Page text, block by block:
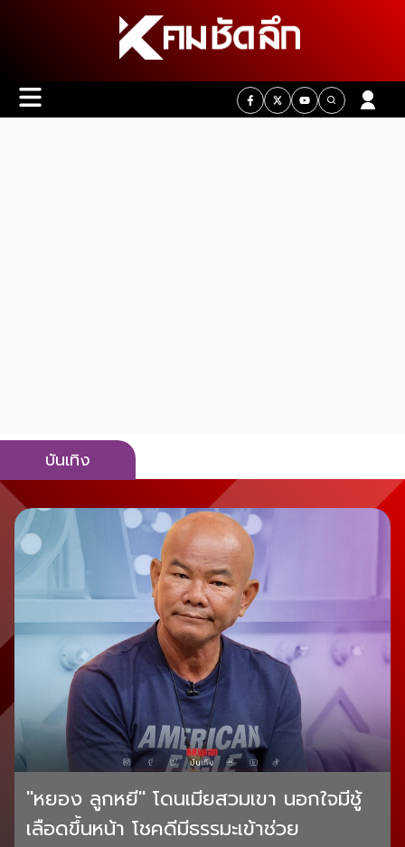
บันเทิง
"หยอง ลูกหยี" โดนเมียสวมเขา นอกใจมีชู้
เลือดขึ้นหน้า โชคดีมีธรรมะเข้าช่วย